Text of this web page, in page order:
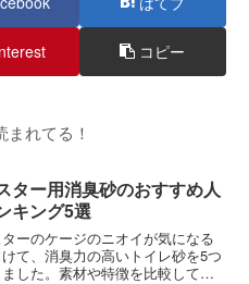
コピー
まれてる！
ター用消臭砂のおすすめ人
キング5選
ーのケージのニオイが気になる
て、消臭力の高いトイレ砂を5つ
した。素材や特徴を比較して、